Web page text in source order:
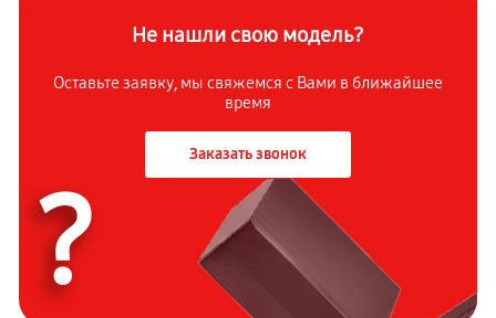
Не нашли свою модель?
Оставьте заявку, мы свяжемся с Вами в ближайшее
время
Заказать звонок
?